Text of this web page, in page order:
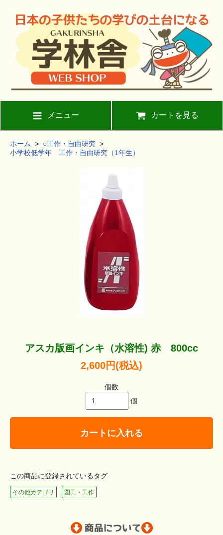
メニュー カートを見る
ホーム > ○工作・自由研究 >
小学校低学年 工作・自由研究（1年生）
アスカ版画インキ（水溶性) 赤 800cc
2,600円(税込)
個数
個
カートに入れる
この商品に登録されているタグ
その他カテゴリ 図工・工作